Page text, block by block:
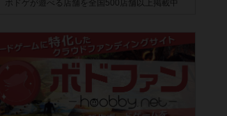
ボドゲが遊べる店舗を全国500店舗以上掲載中